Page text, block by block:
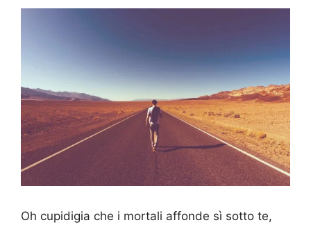
Oh cupidigia che i mortali affonde sì sotto te,